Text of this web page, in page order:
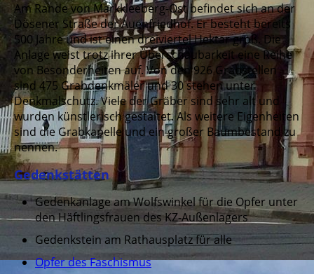
Am Rande von Markkleeberg-Ost befindet sich an der
Dösener Straße der Auenfriedhof. Er besteht bereits
500 Jahre und ist einen dreiviertel Hektar groß. Die
Anlage weist trotz ihrer Überschaubarkeit eine Reihe
von Besonderheiten auf. Von den 926 Grabstellen
sind 475 Grabdenkmäler und 30 stehen unter
Denkmalschutz. Viele der Gräber sind sehr alt und
wurden künstlerisch gestaltet. Als weitere Eigenheiten
sind die Grabkapelle und ein großer Baumbestand zu
nennen.
Gedenkstätten
Gedenkanlage am Wolfswinkel für die Opfer unter
den Häftlingsfrauen des KZ-Außenlagers
Gedenkstein am Rathausplatz für alle
Opfer des Faschismus